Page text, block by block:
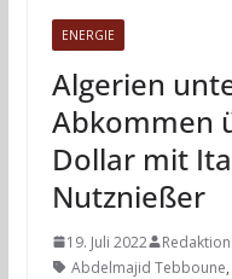
ENERGIE
Algerien
Abkommen
Dollar mit
Nutznießer
19. Juli 2022 Redaktion
Abdelmajid Tebboune,